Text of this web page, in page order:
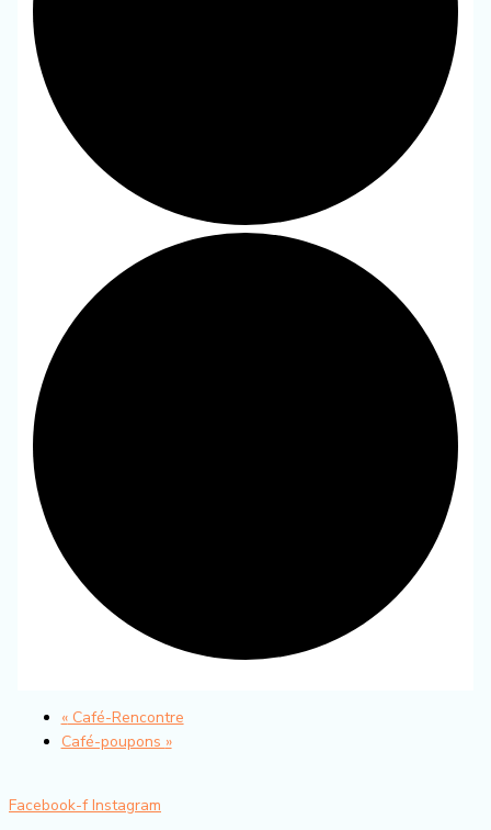
«Café-Rencontre
Café-poupons »
Facebook-f Instagram